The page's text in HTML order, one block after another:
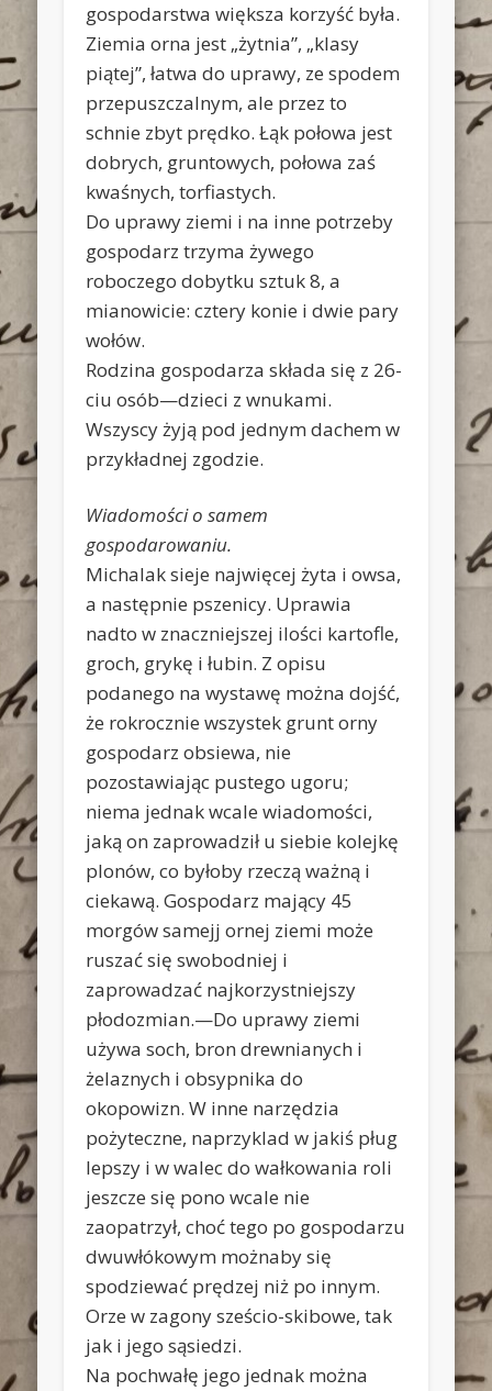
gospodarstwa większa korzyść była.
Ziemia orna jest „żytnia”, „klasy
piątej”, łatwa do uprawy, ze spodem
przepuszczalnym, ale przez to
schnie zbyt prędko. Łąk połowa jest
dobrych, gruntowych, połowa zaś
kwaśnych, torfiastych.
Do uprawy ziemi i na inne potrzeby
gospodarz trzyma żywego
roboczego dobytku sztuk 8, a
mianowicie: cztery konie i dwie pary
wołów.
Rodzina gospodarza składa się z 26-
ciu osób—dzieci z wnukami.
Wszyscy żyją pod jednym dachem w
przykładnej zgodzie.
Wiadomości o samem
gospodarowaniu.
Michalak sieje najwięcej żyta i owsa,
a następnie pszenicy. Uprawia
nadto w znaczniejszej ilości kartofle,
groch, grykę i łubin. Z opisu
podanego na wystawę można dojść,
że rokrocznie wszystek grunt orny
gospodarz obsiewa, nie
pozostawiając pustego ugoru;
niema jednak wcale wiadomości,
jaką on zaprowadził u siebie kolejkę
plonów, co byłoby rzeczą ważną i
ciekawą. Gospodarz mający 45
morgów samejj ornej ziemi może
ruszać się swobodniej i
zaprowadzać najkorzystniejszy
płodozmian.—Do uprawy ziemi
używa soch, bron drewnianych i
żelaznych i obsypnika do
okopowizn. W inne narzędzia
pożyteczne, naprzyklad w jakiś pług
lepszy i w walec do wałkowania roli
jeszcze się pono wcale nie
zaopatrzył, choć tego po gospodarzu
dwuwłókowym możnaby się
spodziewać prędzej niż po innym.
Orze w zagony sześcio-skibowe, tak
jak i jego sąsiedzi.
Na pochwałę jego jednak można